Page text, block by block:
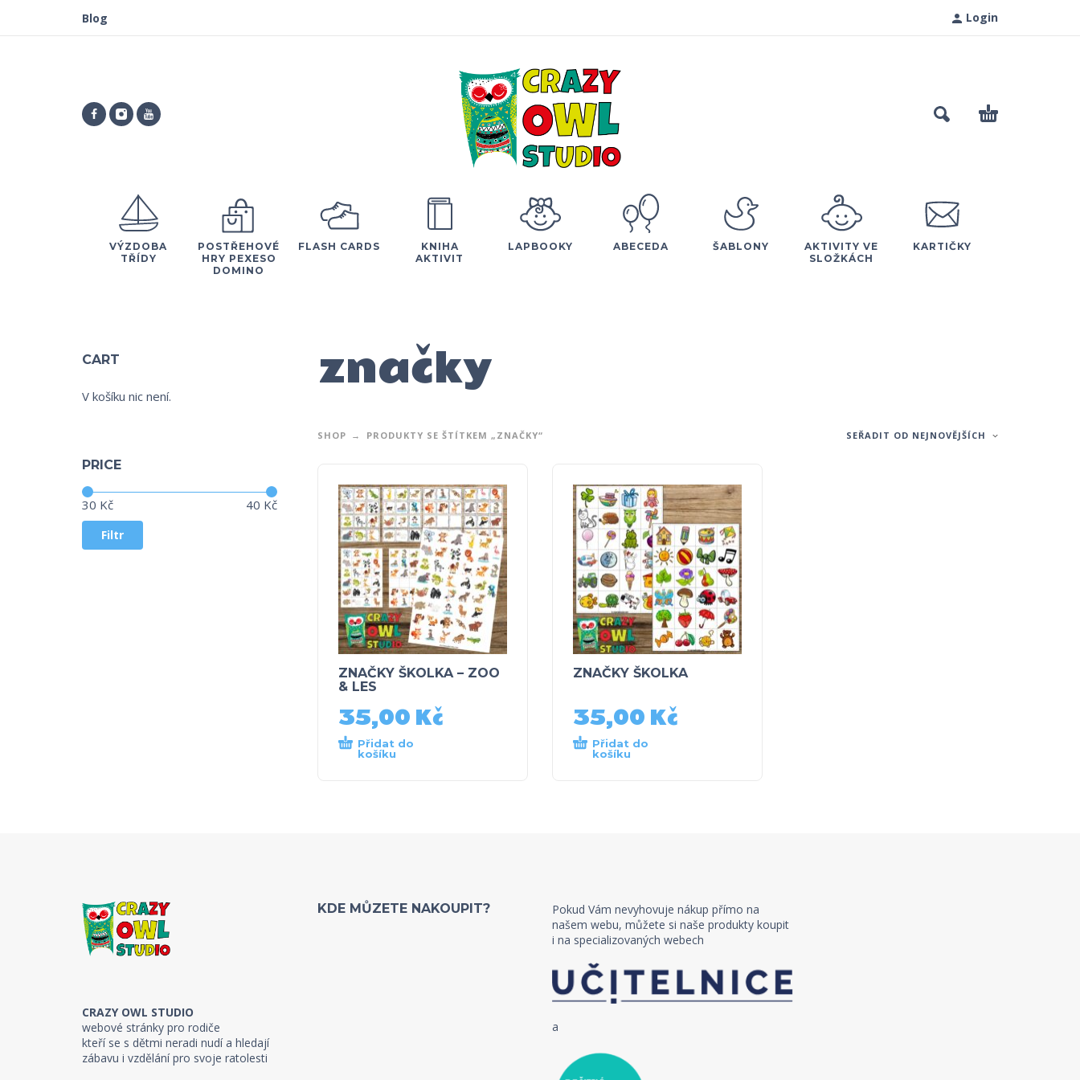
Blog Login
VÝZDOBA
TŘÍDY
POSTŘEHOVÉ
HRY PEXESO
DOMINO
FLASH CARDS
KNIHA
AKTIVIT
LAPBOOKY ABECEDA ŠABLONY
AKTIVITY VE
SLOŽKÁCH
KARTIČKY
CART
V košíku nic není.
PRICE
Filtr
Cena:
30 Kč 40 Kč
značky
SHOP PRODUKTY SE ŠTÍTKEM „ZNAČKY“ SEŘADIT OD NEJNOVĚJŠÍCH
ZNAČKY ŠKOLKA – ZOO
& LES
35,00 Kč
Přidat do
košíku
ZNAČKY ŠKOLKA
35,00 Kč
Přidat do
košíku
CRAZY OWL STUDIO
webové stránky pro rodiče
kteří se s dětmi neradi nudí a hledají
zábavu i vzdělání pro svoje ratolesti
KDE MŮZETE NAKOUPIT?
Pokud Vám nevyhovuje nákup přímo na
našem webu, můžete si naše produkty koupit
i na specializovaných webech
a